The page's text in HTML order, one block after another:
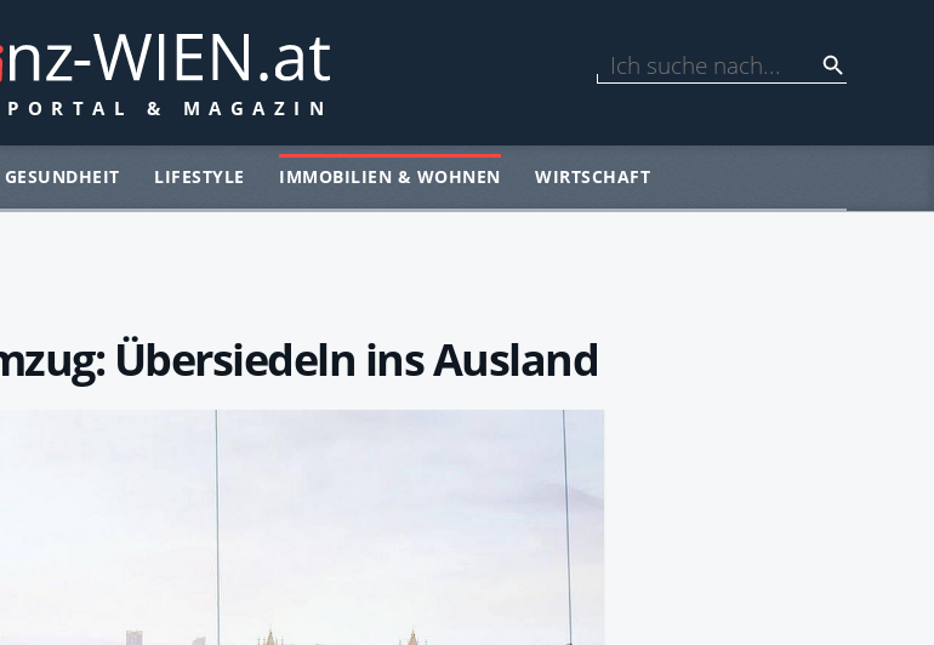
GESUNDHEIT LIFESTYLE IMMOBILIEN & WOHNEN WIRTSCHAFT
Übersiedeln ins Ausland